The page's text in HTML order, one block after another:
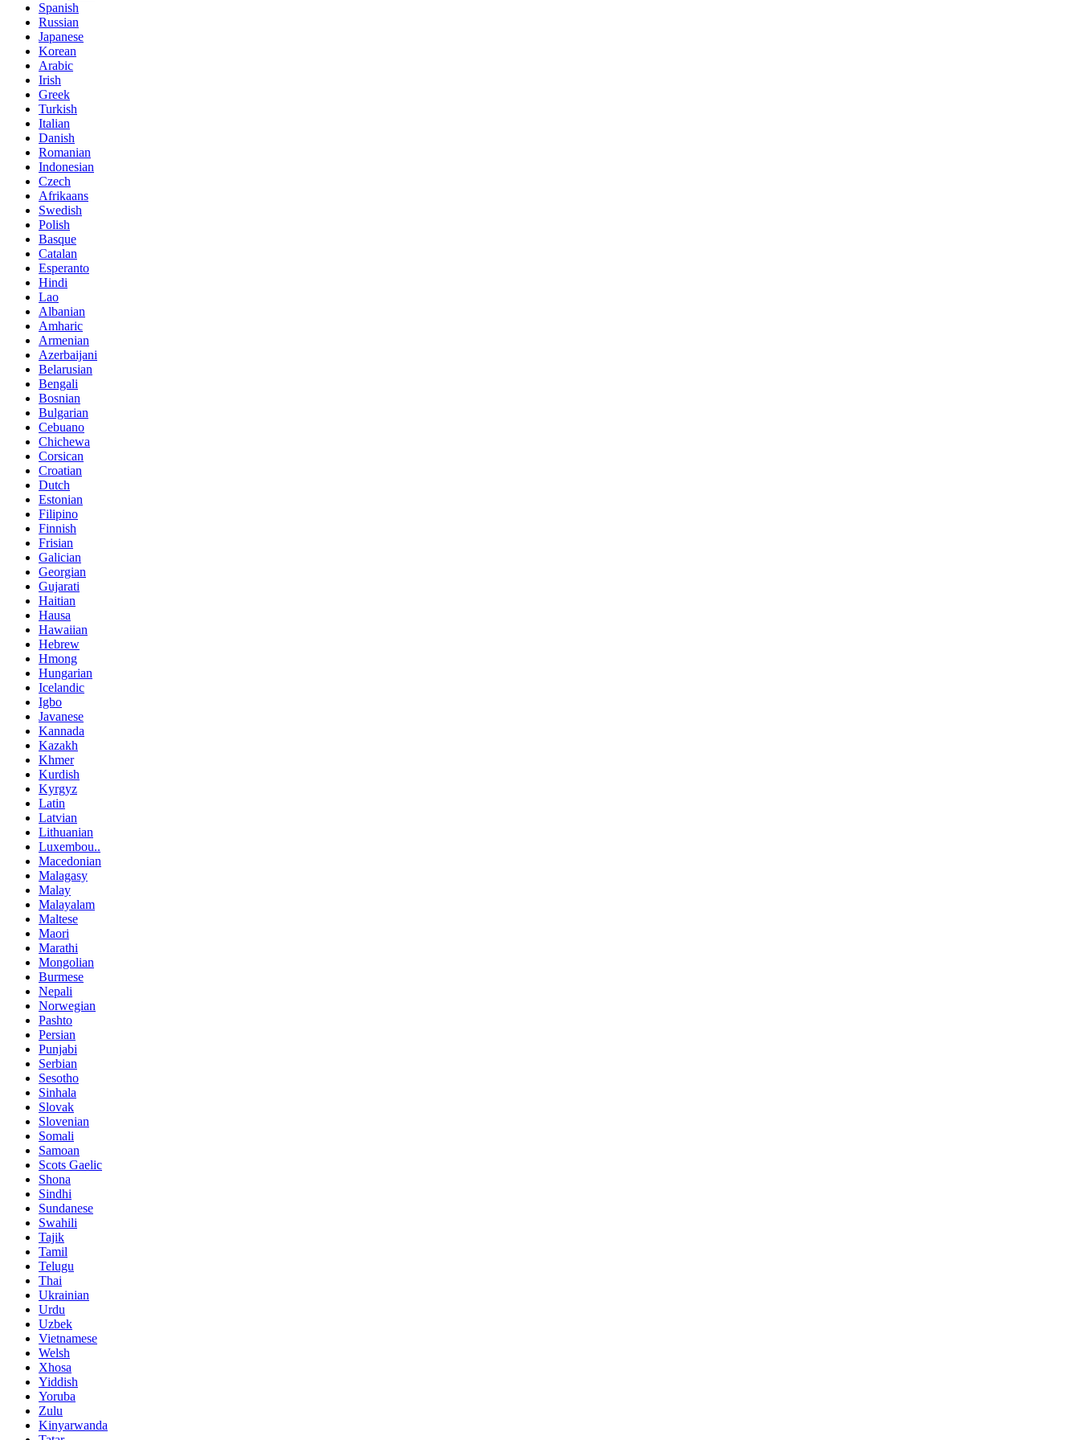
Spanish
Russian
Japanese
Korean
Arabic
Irish
Greek
Turkish
Italian
Danish
Romanian
Indonesian
Czech
Afrikaans
Swedish
Polish
Basque
Catalan
Esperanto
Hindi
Lao
Albanian
Amharic
Armenian
Azerbaijani
Belarusian
Bengali
Bosnian
Bulgarian
Cebuano
Chichewa
Corsican
Croatian
Dutch
Estonian
Filipino
Finnish
Frisian
Galician
Georgian
Gujarati
Haitian
Hausa
Hawaiian
Hebrew
Hmong
Hungarian
Icelandic
Igbo
Javanese
Kannada
Kazakh
Khmer
Kurdish
Kyrgyz
Latin
Latvian
Lithuanian
Luxembou..
Macedonian
Malagasy
Malay
Malayalam
Maltese
Maori
Marathi
Mongolian
Burmese
Nepali
Norwegian
Pashto
Persian
Punjabi
Serbian
Sesotho
Sinhala
Slovak
Slovenian
Somali
Samoan
Scots Gaelic
Shona
Sindhi
Sundanese
Swahili
Tajik
Tamil
Telugu
Thai
Ukrainian
Urdu
Uzbek
Vietnamese
Welsh
Xhosa
Yiddish
Yoruba
Zulu
Kinyarwanda